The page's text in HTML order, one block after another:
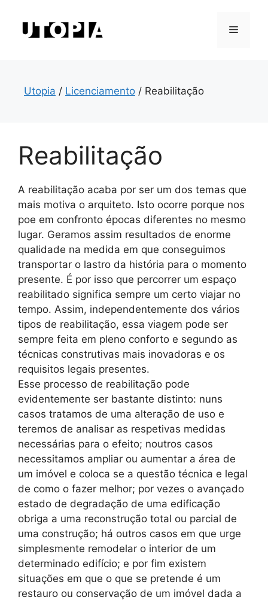
Menu
Utopia / Licenciamento / Reabilitação
Reabilitação
A reabilitação acaba por ser um dos temas que
mais motiva o arquiteto. Isto ocorre porque nos
poe em confronto épocas diferentes no mesmo
lugar. Geramos assim resultados de enorme
qualidade na medida em que conseguimos
transportar o lastro da história para o momento
presente. É por isso que percorrer um espaço
reabilitado significa sempre um certo viajar no
tempo. Assim, independentemente dos vários
tipos de reabilitação, essa viagem pode ser
sempre feita em pleno conforto e segundo as
técnicas construtivas mais inovadoras e os
requisitos legais presentes.
Esse processo de reabilitação pode
evidentemente ser bastante distinto: nuns
casos tratamos de uma alteração de uso e
teremos de analisar as respetivas medidas
necessárias para o efeito; noutros casos
necessitamos ampliar ou aumentar a área de
um imóvel e coloca se a questão técnica e legal
de como o fazer melhor; por vezes o avançado
estado de degradação de uma edificação
obriga a uma reconstrução total ou parcial de
uma construção; há outros casos em que urge
simplesmente remodelar o interior de um
determinado edifício; e por fim existem
situações em que o que se pretende é um
restauro ou conservação de um imóvel dada a